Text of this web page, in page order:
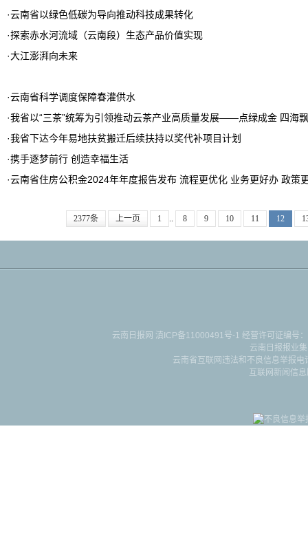
·云南省以绿色低碳为导向推动科技成果转化
·探索赤水河流域（云南段）生态产品价值实现
·大江澎湃向未来
·云南省科学调度保障春灌供水
·我省以“三茶”统筹为引领推动云茶产业高质量发展——点绿成金 四海
·我省下达今年易地扶贫搬迁后续扶持以奖代补项目计划
·携手逐梦前行 创造幸福生活
·云南省住房公积金2024年年度报告发布 流程更优化 业务更好办 政策
2377条 上一页 1 .. 8 9 10 11 12
云南日报网 滇ICP备11000491号-1 经营许可证编号
云南日报报业
云南省互联网违法和不良信息举报
互联网新闻信